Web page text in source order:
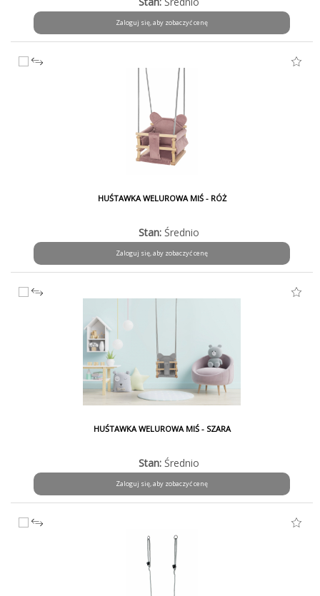
Zaloguj się, aby zobaczyć cenę
HUŚTAWKA WELUROWA MIŚ - RÓŻ
Stan: Średnio
Zaloguj się, aby zobaczyć cenę
HUŚTAWKA WELUROWA MIŚ - SZARA
Stan: Średnio
Zaloguj się, aby zobaczyć cenę